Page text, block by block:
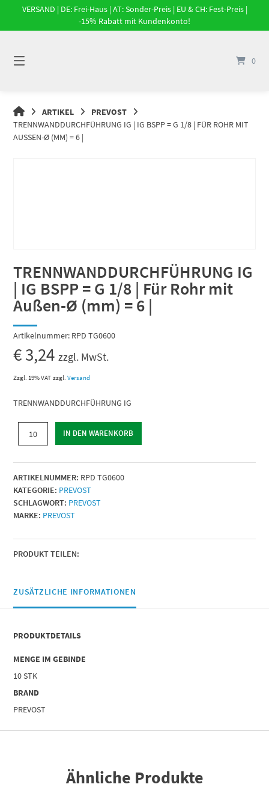
Springe
Inhalt
VERSAND | DE: Frei-Haus | AT: Sonder-Preis | EU & CH: Fest-Preis |
-15% Rabatt mit Kundenkonto!
0
DRUCKLUFT-
ONLINE
|
ARTIKEL
PREVOST
TRENNWANDDURCHFÜHRUNG IG | IG BSPP = G 1/8 | FÜR ROHR MIT
AUSSEN-Ø (MM) = 6 |
TRENNWANDDURCHFÜHRUNG IG
| IG BSPP = G 1/8 | Für Rohr mit
Außen-Ø (mm) = 6 |
Artikelnummer: RPD TG0600
€3,24 zzgl. MwSt.
Zzgl. 19% VAT zzgl.Versand
TRENNWANDDURCHFÜHRUNG IG
IG
BSPP
=
G
1/8
Für
Rohr
Ø
(mm)
|
Menge
IN DEN WARENKORB
ARTIKELNUMMER: RPD TG0600
KATEGORIE: PREVOST
SCHLAGWORT: PREVOST
MARKE: PREVOST
PRODUKT TEILEN:
ZUSÄTZLICHE INFORMATIONEN
PRODUKTDETAILS
MENGE IM GEBINDE
10 STK
BRAND
PREVOST
Ähnliche Produkte